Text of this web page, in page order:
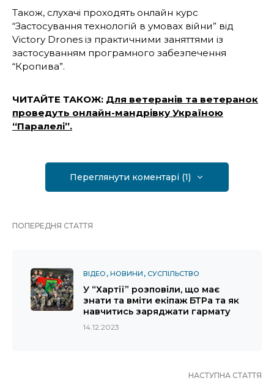
Також, слухачі проходять онлайн курс
“Застосування технологій в умовах війни” від
Victory Drones із практичними заняттями із
застосуванням програмного забезпечення
“Кропива”.
ЧИТАЙТЕ ТАКОЖ: Для ветеранів та ветеранок
проведуть онлайн-мандрівку Україною
“Паралелі”.
Переглянути коментарі (1)
ПОПЕРЕДНЯ СТАТТЯ
ВІДЕО НОВИНИ СУСПІЛЬСТВО
У “Хартії” розповіли, що має
знати та вміти екіпаж БТРа та як
навчитись заряджати гармату
14.12.2023
НАСТУПНА СТАТТЯ